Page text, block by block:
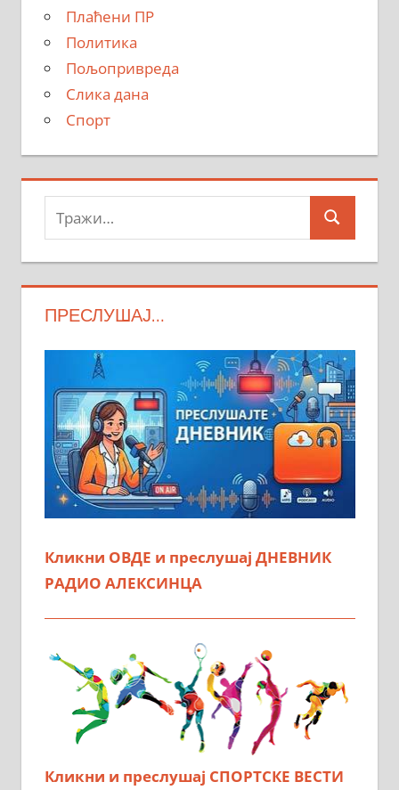
Плаћени ПР
Политика
Пољопривреда
Слика дана
Спорт
Тражи:
Search
ПРЕСЛУШАЈ…
Кликни ОВДЕ и преслушај ДНЕВНИК
РАДИО АЛЕКСИНЦА
Кликни и преслушај СПОРТСКЕ ВЕСТИ